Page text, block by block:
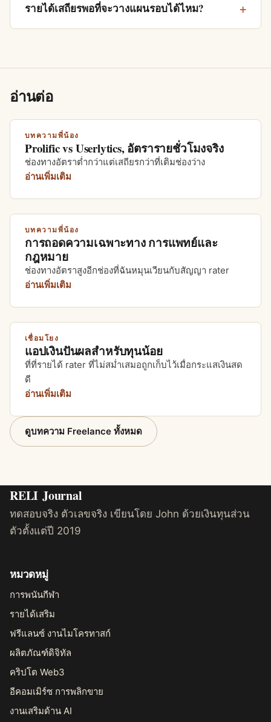
รายได้เสถียรพอที่จะวางแผนรอบได้ไหม?
อ่านต่อ
บทความพี่น้อง
Prolific vs Userlytics, อัตรารายชั่วโมงจริง
ช่องทางอัตราต่ำกว่าแต่เสถียรกว่าที่เติมช่องว่าง
อ่านเพิ่มเติม
บทความพี่น้อง
การถอดความเฉพาะทาง การแพทย์และ
กฎหมาย
ช่องทางอัตราสูงอีกช่องที่ฉันหมุนเวียนกับสัญญา rater
อ่านเพิ่มเติม
เชื่อมโยง
แอปเงินปันผลสำหรับทุนน้อย
ที่ที่รายได้ rater ที่ไม่สม่ำเสมอถูกเก็บไว้เมื่อกระแสเงินสด
ดี
อ่านเพิ่มเติม
ดูบทความ Freelance ทั้งหมด
RELI Journal
ทดสอบจริง ตัวเลขจริง เขียนโดย John ด้วยเงินทุนส่วน
ตัวตั้งแต่ปี 2019
หมวดหมู่
การพนันกีฬา
รายได้เสริม
ฟรีแลนซ์ งานไมโครทาสก์
ผลิตภัณฑ์ดิจิทัล
คริปโต Web3
อีคอมเมิร์ซ การพลิกขาย
งานเสริมด้าน AI